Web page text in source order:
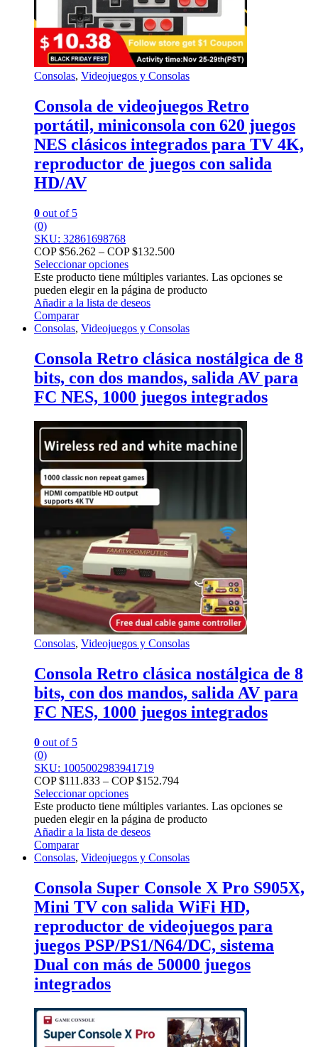
Consolas, Videojuegos y Consolas
Consola de videojuegos Retro
portátil, miniconsola con 620 juegos
NES clásicos integrados para TV 4K,
reproductor de juegos con salida
HD/AV
0 out of 5
(0)
SKU: 32861698768
COP $56.262 – COP $132.500
Seleccionar opciones
Este producto tiene múltiples variantes. Las opciones se
pueden elegir en la página de producto
Añadir a la lista de deseos
Comparar
Consolas, Videojuegos y Consolas
Consola Retro clásica nostálgica de 8
bits, con dos mandos, salida AV para
FC NES, 1000 juegos integrados
Consolas, Videojuegos y Consolas
Consola Retro clásica nostálgica de 8
bits, con dos mandos, salida AV para
FC NES, 1000 juegos integrados
0 out of 5
(0)
SKU: 1005002983941719
COP $111.833 – COP $152.794
Seleccionar opciones
Este producto tiene múltiples variantes. Las opciones se
pueden elegir en la página de producto
Añadir a la lista de deseos
Comparar
Consolas, Videojuegos y Consolas
Consola Super Console X Pro S905X,
Mini TV con salida WiFi HD,
reproductor de videojuegos para
juegos PSP/PS1/N64/DC, sistema
Dual con más de 50000 juegos
integrados